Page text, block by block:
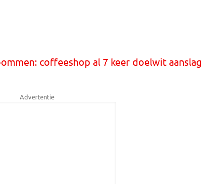
coffeeshop al 7 keer doelwit aanslag
Advertentie